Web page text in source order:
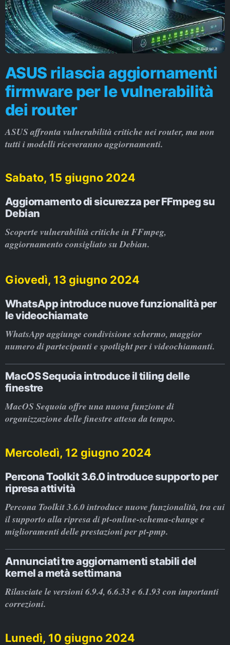
ASUS rilascia aggiornamenti
firmware per le vulnerabilità
dei router
ASUS affronta vulnerabilità critiche nei router, ma non
tutti i modelli riceveranno aggiornamenti.
Sabato, 15 giugno 2024
Aggiornamento di sicurezza per FFmpeg su
Debian
Scoperte vulnerabilità critiche in FFmpeg,
aggiornamento consigliato su Debian.
Giovedì, 13 giugno 2024
WhatsApp introduce nuove funzionalità per
le videochiamate
WhatsApp aggiunge condivisione schermo, maggior
numero di partecipanti e spotlight per i videochiamanti.
MacOS Sequoia introduce il tiling delle
finestre
MacOS Sequoia offre una nuova funzione di
organizzazione delle finestre attesa da tempo.
Mercoledì, 12 giugno 2024
Percona Toolkit 3.6.0 introduce supporto per
ripresa attività
Percona Toolkit 3.6.0 introduce nuove funzionalità, tra cui
il supporto alla ripresa di pt-online-schema-change e
miglioramenti delle prestazioni per pt-pmp.
Annunciati tre aggiornamenti stabili del
kernel a metà settimana
Rilasciate le versioni 6.9.4, 6.6.33 e 6.1.93 con importanti
correzioni.
Lunedì, 10 giugno 2024